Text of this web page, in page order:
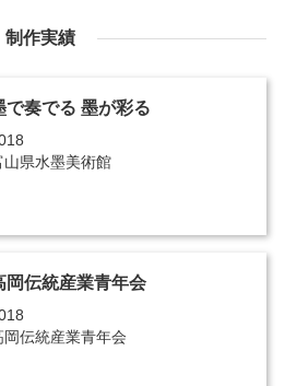
制作実績
で奏でる 墨が彩る
山県水墨美術館
岡伝統産業青年会
岡伝統産業青年会